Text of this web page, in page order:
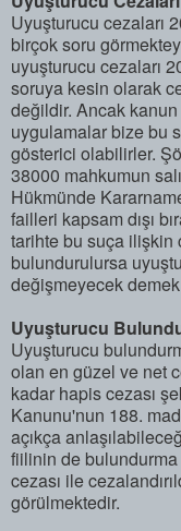
Uyuşturucu cezaları
birçok soru
uyuşturucu cezaları
soruya kesin olarak
değildir. Ancak kanun
uygulamalar bize bu
gösterici olabilirler.
38000 mahkumun
Hükmünde
failleri kapsam dışı
tarihte bu suça ilişkin
bulundurulursa
değişmeyecek
Uyuşturucu
Uyuşturucu
olan en güzel ve net
kadar hapis cezası
Kanunu'nun 188.
açıkça
fiilinin de bulundurma
cezası ile
görülmektedir.